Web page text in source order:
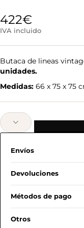
422€
IVA incluido
Butaca de lineas
unidades.
Medidas: 66 x 75 x 75
Envíos
Devoluciones
Métodos de pago
Otros